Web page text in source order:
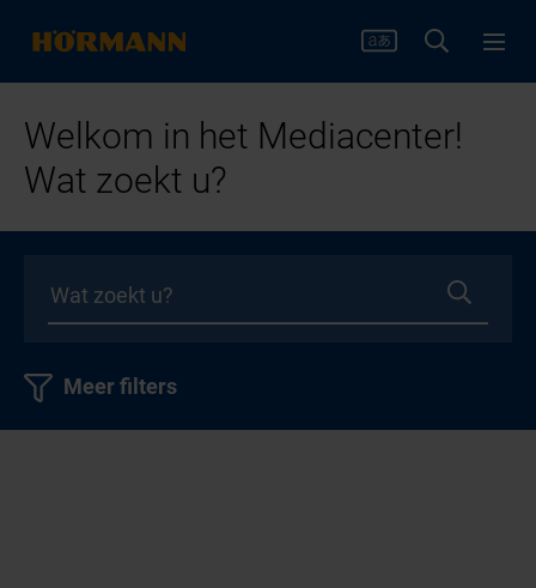
Welkom in het Mediacenter!
Wat zoekt u?
Meer filters